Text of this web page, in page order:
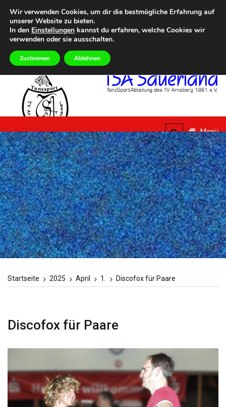
Inhalt
springen
Heute FREITAG, 7TH AUGUST 2026
Eilmeldungen
5. Summer Dance Special – Urlaub vom Alltag
TSA
Sauerland
TanzSportAbteilung des
TV Arnsberg
Menü
Startseite 2025 April 1. Discofox für Paare
Discofox für Paare
Wir verwenden Cookies, um dir die bestmögliche Erfahrung auf
unserer Website zu bieten.
In den Einstellungen kannst du erfahren, welche Cookies wir
verwenden oder sie ausschalten.
Zustimmen Ablehnen